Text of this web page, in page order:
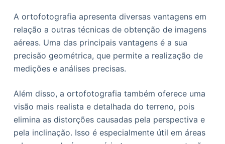
A ortofotografia apresenta diversas vantagens em
relação a outras técnicas de obtenção de imagens
aéreas. Uma das principais vantagens é a sua
precisão geométrica, que permite a realização de
medições e análises precisas.
Além disso, a ortofotografia também oferece uma
visão mais realista e detalhada do terreno, pois
elimina as distorções causadas pela perspectiva e
pela inclinação. Isso é especialmente útil em áreas